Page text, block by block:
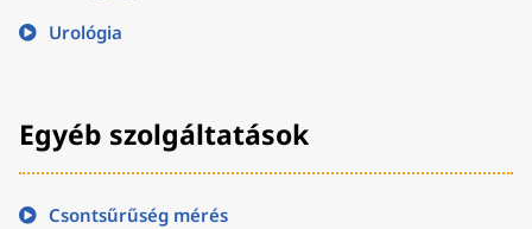
Urológia
Egyéb szolgáltatások
Csontsűrűség mérés